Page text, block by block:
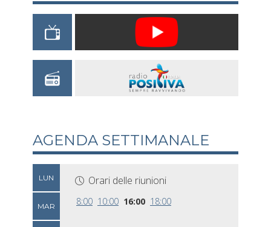
AGENDA SETTIMANALE
LUN
MAR
Orari delle riunioni
8:00 10:00 16:00 18:00